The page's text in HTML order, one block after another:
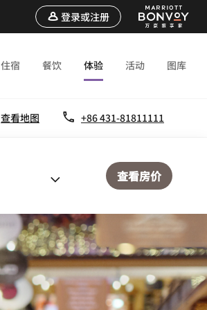
登录或注册
住宿 餐饮 体验 活动 图库
查看地图 +86 431-81811111
查看房价